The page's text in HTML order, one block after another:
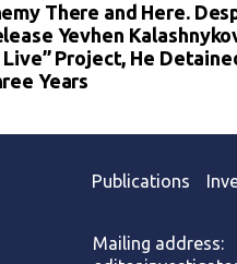
There and Here.
Yevhen
Project, He
Years
Publications
Mailing address: